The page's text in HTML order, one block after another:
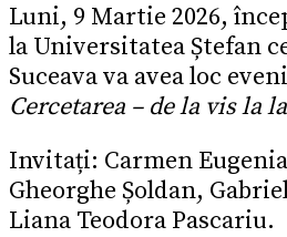
Luni, 9 Martie 2026,
la Universitatea Ștefan
Suceava va avea loc
Cercetarea – de la vis la
Invitați: Carmen
Gheorghe Șoldan,
Liana Teodora Pascariu.